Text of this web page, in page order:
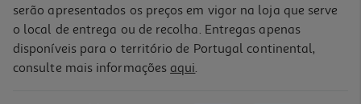
serão apresentados os preços em vigor na loja que serve
o local de entrega ou de recolha. Entregas apenas
disponíveis para o território de Portugal continental,
consulte mais informações aqui.